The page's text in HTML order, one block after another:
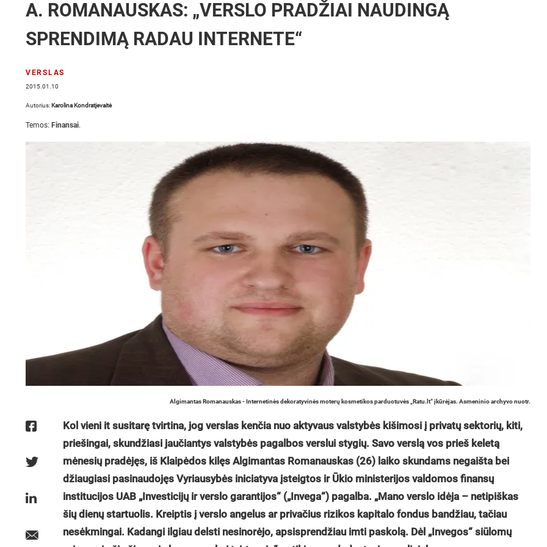
A. ROMANAUSKAS: „VERSLO PRADŽIAI NAUDINGĄ
SPRENDIMĄ RADAU INTERNETE“
VERSLAS
2015.01.10
Autorius: Karolina Kondratjevaitė
Temos: Finansai.
Algimantas Romanauskas - Internetinės dekoratyvinės moterų kosmetikos parduotuvės „Ratu.lt“ įkūrėjas. Asmeninio archyvo nuotr.
Kol vieni it susitarę tvirtina, jog verslas kenčia nuo aktyvaus valstybės kišimosi į privatų sektorių, kiti,
priešingai, skundžiasi jaučiantys valstybės pagalbos verslui stygių. Savo verslą vos prieš keletą
mėnesių pradėjęs, iš Klaipėdos kilęs Algimantas Romanauskas (26) laiko skundams negaišta bei
džiaugiasi pasinaudojęs Vyriausybės iniciatyva įsteigtos ir Ūkio ministerijos valdomos finansų
institucijos UAB „Investicijų ir verslo garantijos“ („Invega“) pagalba. „Mano verslo idėja – netipiškas
šių dienų startuolis. Kreiptis į verslo angelus ar privačius rizikos kapitalo fondus bandžiau, tačiau
nesėkmingai. Kadangi ilgiau delsti nesinorėjo, apsisprendžiau imti paskolą. Dėl „Invegos“ siūlomų